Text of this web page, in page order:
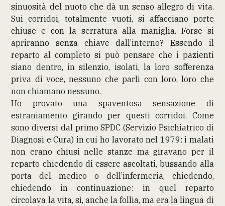
sinuosità del nuoto che dà un senso allegro di vita.
Sui corridoi, totalmente vuoti, si affacciano porte
chiuse e con la serratura alla maniglia. Forse si
apriranno senza chiave dall’interno? Essendo il
reparto al completo si può pensare che i pazienti
siano dentro, in silenzio, isolati, la loro sofferenza
priva di voce, nessuno che parli con loro, loro che
non chiamano nessuno.
Ho provato una spaventosa sensazione di
estraniamento girando per questi corridoi. Come
sono diversi dal primo SPDC (Servizio Psichiatrico di
Diagnosi e Cura) in cui ho lavorato nel 1979: i malati
non erano chiusi nelle stanze ma giravano per il
reparto chiedendo di essere ascoltati, bussando alla
porta del medico o dell’infermeria, chiedendo,
chiedendo in continuazione: in quel reparto
circolava la vita, sì, anche la follia, ma era la lingua di